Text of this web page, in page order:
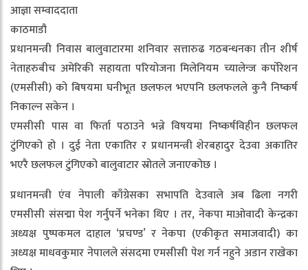
आज्ञा सम्वाददाता
काठमाडौ
प्रधानमन्त्री निवास बालुवाटारमा शनिवार सत्तारुढ गठबन्धनका तीन शीर्ष
नेताहरुबीच अमेरिकी सहायता परियोजना मिलेनियम च्यालेन्ज कर्पाेरेशन
(एमसीसी) को बिषयमा घनीभूत छलफल भएपनि छलफलले कुनै निष्कर्ष
निकाल्न सकेन ।
एमसीसी पास वा फिर्ता पठाउने भन्ने विषयमा निष्कर्षविहीन छलफल
टुंगिएको हो । दुई नेता एकातिर र प्रधानमन्त्री शेरबहादुर देउवा अकातिर
भएरै छलफल टुंगिएको बालुवाटार स्रोतले जनाएकोछ ।
प्रधानमन्त्री एंव नेपाली काँग्रेसका सभापति देउवाले अब ढिला नगरी
एमसीसी संसद्मा पेश गर्नुपर्ने भनेका थिए । तर, नेकपा माओवादी केन्द्रका
अध्यक्ष पुष्पकमल दाहाल ‘प्रचण्ड’ र नेकपा (एकीकृत समाजवादी) का
अध्यक्ष माधवकुमार नेपालले संसदमा एमसीसी पेश गर्न नहुने अडान राखेका